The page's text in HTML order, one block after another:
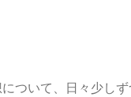
ついて、日々少し